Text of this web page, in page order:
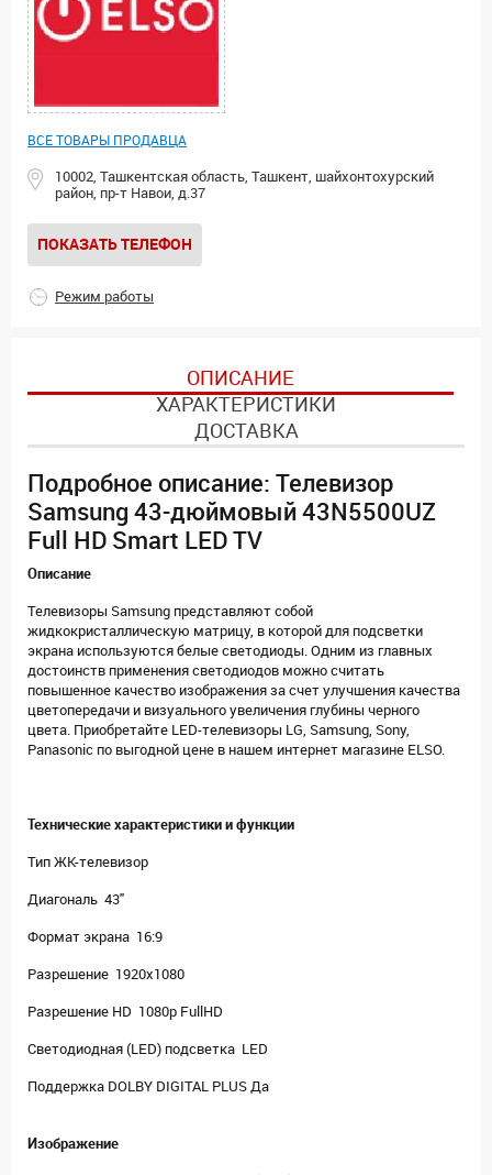
ВСЕ ТОВАРЫ ПРОДАВЦА
10002, Ташкентская область, Ташкент, шайхонтохурский
район, пр-т Навои, д.37
ПОКАЗАТЬ ТЕЛЕФОН
Режим работы
ОПИСАНИЕ
ХАРАКТЕРИСТИКИ
ДОСТАВКА
Подробное описание: Телевизор
Samsung 43-дюймовый 43N5500UZ
Full HD Smart LED TV
Описание
Телевизоры Samsung представляют собой
жидкокристаллическую матрицу, в которой для подсветки
экрана используются белые светодиоды. Одним из главных
достоинств применения светодиодов можно считать
повышенное качество изображения за счет улучшения качества
цветопередачи и визуального увеличения глубины черного
цвета. Приобретайте LED-телевизоры LG, Samsung, Sony,
Panasonic по выгодной цене в нашем интернет магазине ELSO.
Технические характеристики и функции
Тип ЖК-телевизор
Диагональ 43"
Формат экрана 16:9
Разрешение 1920x1080
Разрешение HD 1080p FullHD
Светодиодная (LED) подсветка LED
Поддержка DOLBY DIGITAL PLUS Да
Изображение